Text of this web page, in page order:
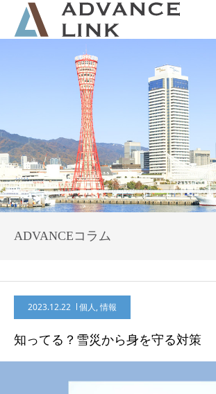
ADVANCEコラム
2023.12.22 個人,情報
知ってる？雪災から身を守る対策
会社概要
ネット保険
事業保険